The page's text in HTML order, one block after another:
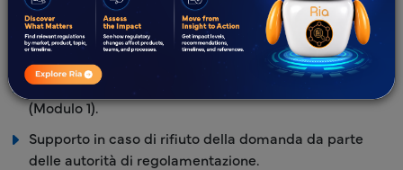
Valutazione delle presentazioni post-approvazione (ad
esempio, variazioni di Tipo IA, IA, IB e Tipo II, domande
di estensione di linea, ecc.).
Requisiti specifici per paese per i dati amministrativi
(Modulo 1).
Supporto in caso di rifiuto della domanda da parte
delle autorità di regolamentazione.